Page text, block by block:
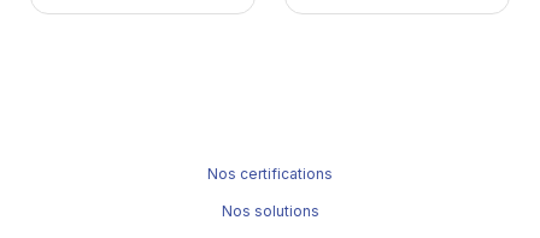
Nos certifications
Nos solutions